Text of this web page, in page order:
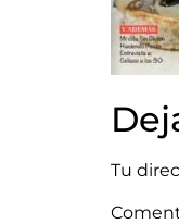
Tu